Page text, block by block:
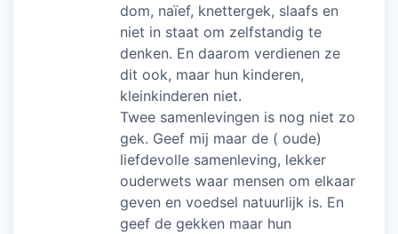
dom, naïef, knettergek, slaafs en
niet in staat om zelfstandig te
denken. En daarom verdienen ze
dit ook, maar hun kinderen,
kleinkinderen niet.
Twee samenlevingen is nog niet zo
gek. Geef mij maar de ( oude)
liefdevolle samenleving, lekker
ouderwets waar mensen om elkaar
geven en voedsel natuurlijk is. En
geef de gekken maar hun